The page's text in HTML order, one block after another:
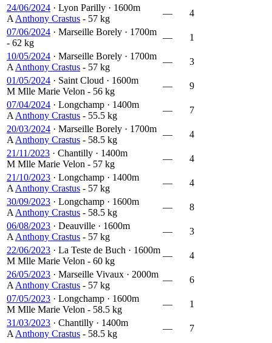
24/06/2024 · Lyon Parilly · 1600m
A Anthony Crastus - 57 kg
—
4
07/06/2024 · Marseille Borely · 1700m
- 62 kg
—
1
10/05/2024 · Marseille Borely · 1700m
A Anthony Crastus - 57 kg
—
3
01/05/2024 · Saint Cloud · 1600m
M Mlle Marie Velon - 56 kg
—
9
07/04/2024 · Longchamp · 1400m
A Anthony Crastus - 55.5 kg
—
7
20/03/2024 · Marseille Borely · 1700m
A Anthony Crastus - 58.5 kg
—
4
21/11/2023 · Chantilly · 1400m
M Mlle Marie Velon - 57 kg
—
4
21/10/2023 · Longchamp · 1400m
A Anthony Crastus - 57 kg
—
4
30/09/2023 · Longchamp · 1600m
A Anthony Crastus - 58.5 kg
—
8
06/08/2023 · Deauville · 1600m
A Anthony Crastus - 57 kg
—
3
22/06/2023 · La Teste de Buch · 1600m
M Mlle Marie Velon - 60 kg
—
4
26/05/2023 · Marseille Vivaux · 2000m
A Anthony Crastus - 57 kg
—
6
07/05/2023 · Longchamp · 1600m
M Mlle Marie Velon - 58.5 kg
—
1
31/03/2023 · Chantilly · 1400m
A Anthony Crastus - 58.5 kg
—
7